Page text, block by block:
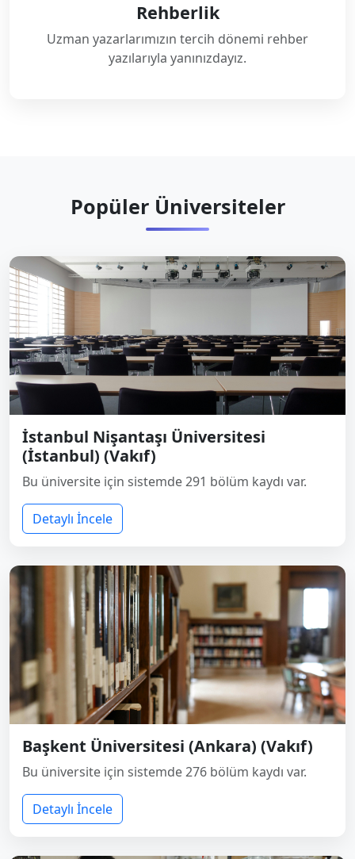
Rehberlik
Uzman yazarlarımızın tercih dönemi rehber
yazılarıyla yanınızdayız.
Popüler Üniversiteler
İstanbul Nişantaşı Üniversitesi
(İstanbul) (Vakıf)
Bu üniversite için sistemde 291 bölüm kaydı var.
Detaylı İncele
Başkent Üniversitesi (Ankara) (Vakıf)
Bu üniversite için sistemde 276 bölüm kaydı var.
Detaylı İncele